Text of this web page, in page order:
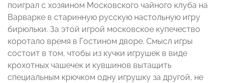
поиграл с хозяином Московского чайного клуба на
Варварке в старинную русскую настольную игру
бирюльки. За этой игрой московское купечество
коротало время в Гостином дворе. Смысл игры
состоит в том, чтобы из кучки игрушек в виде
крохотных чашечек и кувшинов вытащить
специальным крючком одну игрушку за другой, не